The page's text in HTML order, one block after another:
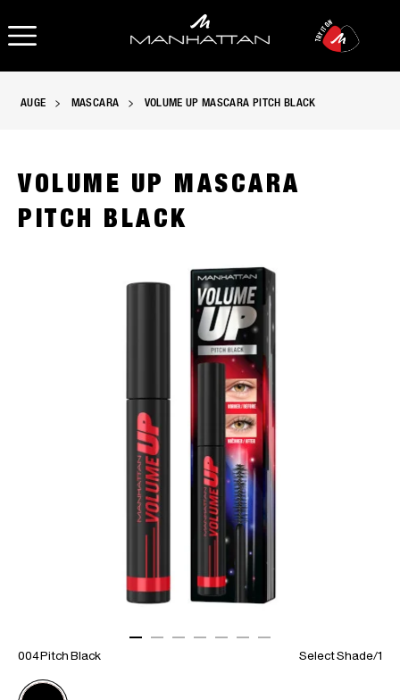
OPEN NAVIGATION
AUGE MASCARA VOLUME UP MASCARA PITCH BLACK
VOLUME UP MASCARA
PITCH BLACK
004 Pitch Black Select Shade/1